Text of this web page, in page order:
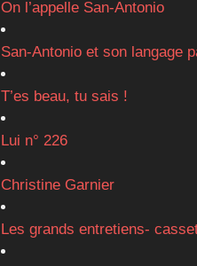
On l’appelle San-Antonio
San-Antonio et son langage
T’es beau, tu sais !
Lui n° 226
Christine Garnier
Les grands entretiens-